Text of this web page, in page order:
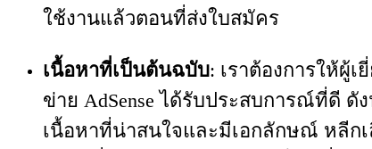
ใช้งานแล้วตอนที่ส่งใบสมัคร
เนื้อหาที่เป็นต้นฉบับ: เราต้องการให้ผู้
ข่าย AdSense ได้รับประสบการณ์ที่ดี ดั
เนื้อหาที่น่าสนใจและมีเอกลักษณ์ หลีกเ